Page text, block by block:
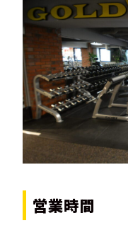
営業時間